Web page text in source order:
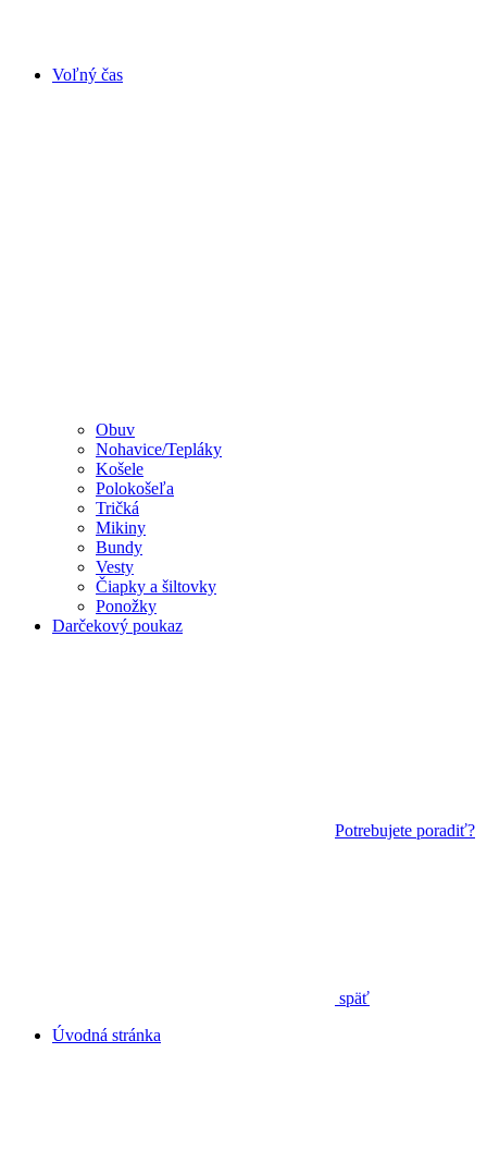
Voľný čas
Obuv
Nohavice/Tepláky
Košele
Polokošeľa
Tričká
Mikiny
Bundy
Vesty
Čiapky a šiltovky
Ponožky
Darčekový poukaz
Potrebujete poradiť?
späť
Úvodná stránka